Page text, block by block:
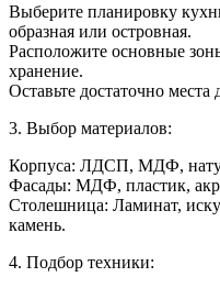
Выберите планировку
образная или островная.
Расположите основные
хранение.
Оставьте достаточно
3. Выбор материалов:
Корпуса: ЛДСП, МДФ,
Фасады: МДФ, пластик,
Столешница: Ламинат,
камень.
4. Подбор техники: